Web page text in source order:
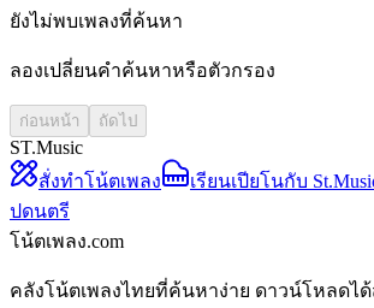
ยังไม่พบเพลงที่ค้นหา
ลองเปลี่ยนคำค้นหาหรือตัวกรอง
ก่อนหน้า ถัดไป
ST.Music
สั่งทำโน้ตเพลง
เรียนเปียโนกับ
ปดนตรี
โน้ตเพลง.com
คลังโน้ตเพลงไทยที่ค้นหาง่าย ดาวน์โหลดไ